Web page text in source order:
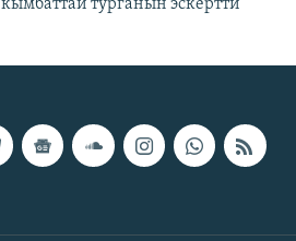
кымбаттай турганын эскертти